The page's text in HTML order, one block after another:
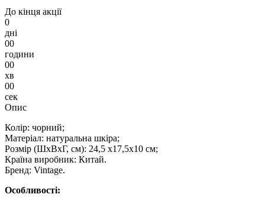
До кінця акції
0
дні
00
години
00
хв
00
сек
Опис
Колір: чорний;
Матеріал: натуральна шкіра;
Розмір (ШхВхГ, см): 24,5 х17,5х10 см;
Країна виробник: Китай.
Бренд: Vintage.
Особливості: